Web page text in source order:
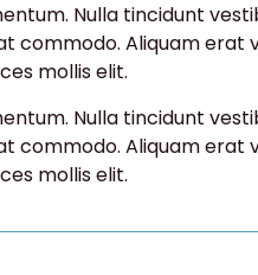
Nulla tincidunt
commodo. Aliquam erat
mollis elit.
Nulla tincidunt
commodo. Aliquam erat
mollis elit.